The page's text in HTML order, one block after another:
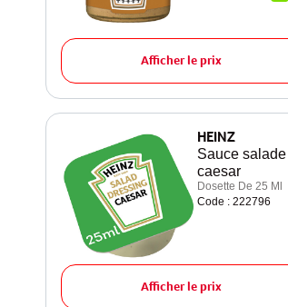
Afficher le prix
HEINZ
Sauce salade
caesar
Dosette De 25 Ml
Code : 222796
Afficher le prix